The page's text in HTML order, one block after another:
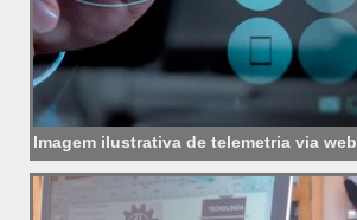
Imagem ilustrativa de telemetria via web